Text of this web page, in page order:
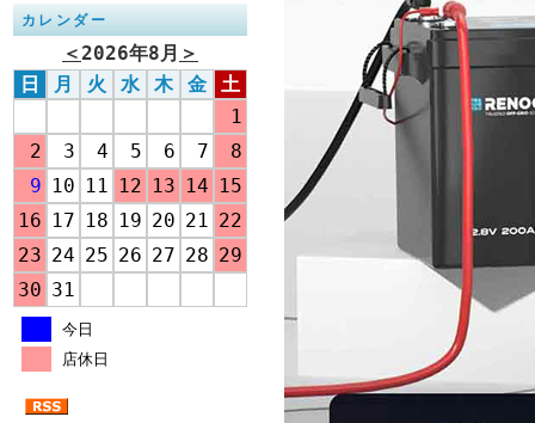
カレンダー
＜ 2026年8月 ＞
日
月 火 水 木 金
土
1
2
3 4 5 6 7
8
9 10 11 12 13 14 15
16 17 18 19 20 21 22
23 24 25 26 27 28 29
30 31
今日
店休日